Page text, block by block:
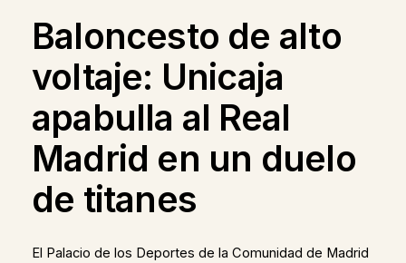
Baloncesto de alto
voltaje: Unicaja
apabulla al Real
Madrid en un duelo
de titanes
El Palacio de los Deportes de la Comunidad de Madrid